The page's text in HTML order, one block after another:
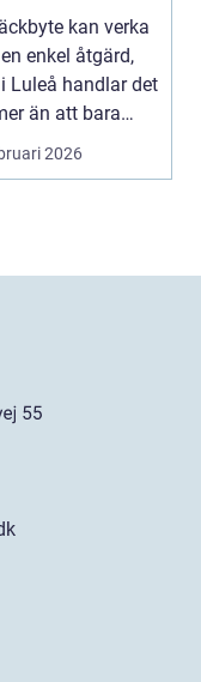
kan verka
enkel åtgärd,
Luleå handlar det
än att bara
gummi mo...
2026